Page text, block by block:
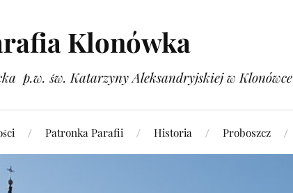
Klonówka
p.w. św. Katarzyny Aleksandryjskiej w Klonówce
Patronka Parafii Historia Proboszcz